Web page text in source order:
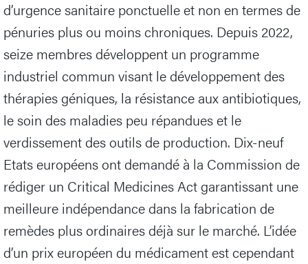
d’urgence sanitaire ponctuelle et non en termes de
pénuries plus ou moins chroniques. Depuis 2022,
seize membres développent un programme
industriel commun visant le développement des
thérapies géniques, la résistance aux antibiotiques,
le soin des maladies peu répandues et le
verdissement des outils de production. Dix-neuf
Etats européens ont demandé à la Commission de
rédiger un Critical Medicines Act garantissant une
meilleure indépendance dans la fabrication de
remèdes plus ordinaires déjà sur le marché. L’idée
d’un prix européen du médicament est cependant